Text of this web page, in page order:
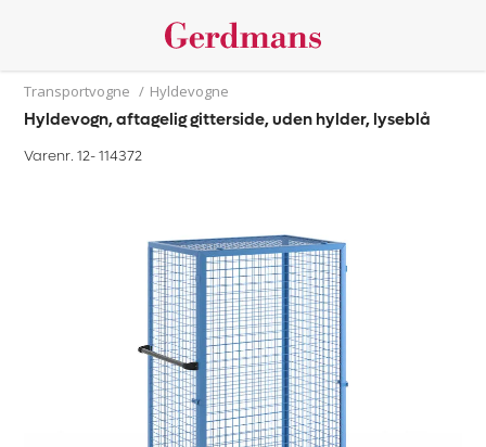
Transportvogne / Hyldevogne
Hyldevogn, aftagelig gitterside, uden hylder, lyseblå
Varenr. 12-114372